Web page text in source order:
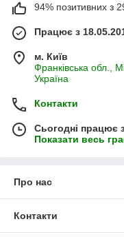
94% позитивних з
Працює з
м. Київ
Франківська обл.,
Україна
Контакти
Сьогодні працює
Показати весь
Про нас
Контакти